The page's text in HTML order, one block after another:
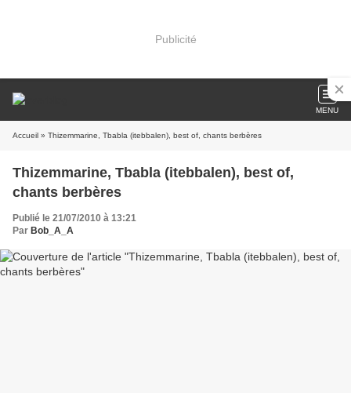
Publicité
MENU
Accueil » Thizemmarine, Tbabla (itebbalen), best of, chants berbères
Thizemmarine, Tbabla (itebbalen), best of,
chants berbères
Publié le 21/07/2010 à 13:21
Par Bob_A_A